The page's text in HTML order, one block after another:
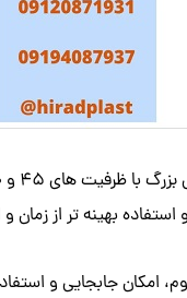
استفاده بهینه‌ تر از زمان
امکان جابجایی و